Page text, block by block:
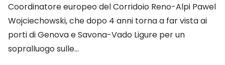
Coordinatore europeo del Corridoio Reno-Alpi Pawel
Wojciechowski, che dopo 4 anni torna a far vista ai
porti di Genova e Savona-Vado Ligure per un
sopralluogo sulle...